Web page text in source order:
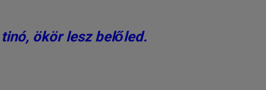
ökör lesz belőled.